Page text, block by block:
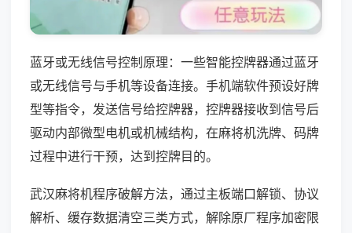
蓝牙或无线信号控制原理：一些智能控牌器通过蓝牙
或无线信号与手机等设备连接。手机端软件预设好牌
型等指令，发送信号给控牌器，控牌器接收到信号后
驱动内部微型电机或机械结构，在麻将机洗牌、码牌
过程中进行干预，达到控牌目的。
武汉麻将机程序破解方法，通过主板端口解锁、协议
解析、缓存数据清空三类方式，解除原厂程序加密限